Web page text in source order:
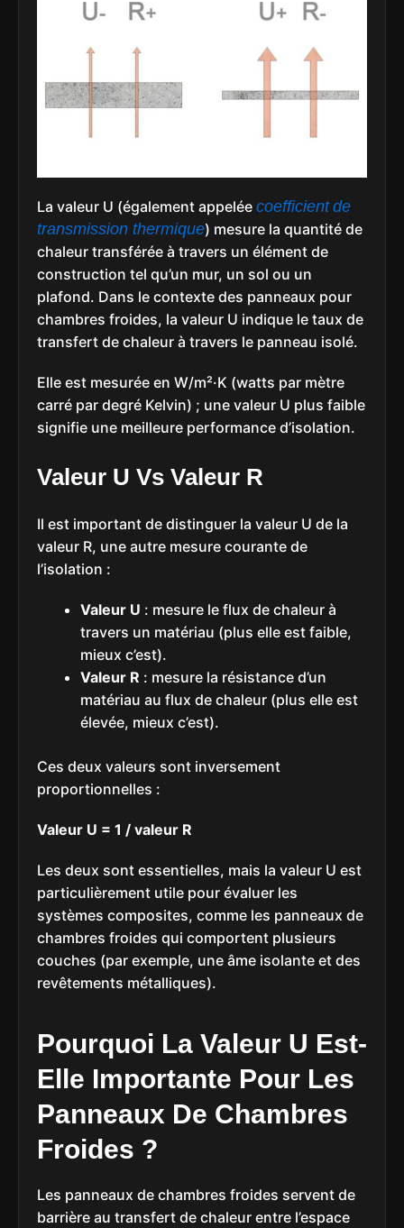
La valeur U (également appelée coefficient de
transmission thermique) mesure la quantité de
chaleur transférée à travers un élément de
construction tel qu’un mur, un sol ou un
plafond. Dans le contexte des panneaux pour
chambres froides, la valeur U indique le taux de
transfert de chaleur à travers le panneau isolé.
Elle est mesurée en W/m²·K (watts par mètre
carré par degré Kelvin) ; une valeur U plus faible
signifie une meilleure performance d’isolation.
Valeur U Vs Valeur R
Il est important de distinguer la valeur U de la
valeur R, une autre mesure courante de
l’isolation :
Valeur U : mesure le flux de chaleur à
travers un matériau (plus elle est faible,
mieux c’est).
Valeur R : mesure la résistance d’un
matériau au flux de chaleur (plus elle est
élevée, mieux c’est).
Ces deux valeurs sont inversement
proportionnelles :
Valeur U = 1 / valeur R
Les deux sont essentielles, mais la valeur U est
particulièrement utile pour évaluer les
systèmes composites, comme les panneaux de
chambres froides qui comportent plusieurs
couches (par exemple, une âme isolante et des
revêtements métalliques).
Pourquoi La Valeur U Est-
Elle Importante Pour Les
Panneaux De Chambres
Froides ?
Les panneaux de chambres froides servent de
barrière au transfert de chaleur entre l’espace